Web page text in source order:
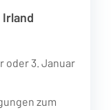
oder 3. Januar
zum